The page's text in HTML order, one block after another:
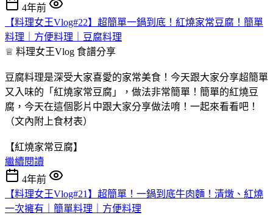
4年前
【料理女王Vlog#22】超簡單一鍋到底！紅燒家常豆腐！簡單
料理｜方便料理｜豆腐料理
♕ 料理女王Vlog 食譜分享
豆腐料理是深受大家喜愛的家常美食！今天跟大家分享超簡單
又入味的「紅燒家常豆腐」，做法非常簡單！簡單的紅燒豆
腐，今天在這個影片中跟大家分享做法唷！一起來看看吧！
（文內附上食材表）
【紅燒家常豆腐】
繼續閱讀
4年前
【料理女王Vlog#21】超簡單！一鍋到底牛肉麵！清燉、紅燒
一次擁有｜簡單料理｜方便料理